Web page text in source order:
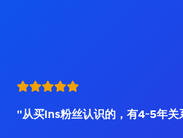
"从买Ins粉丝认识的，有4~5年关